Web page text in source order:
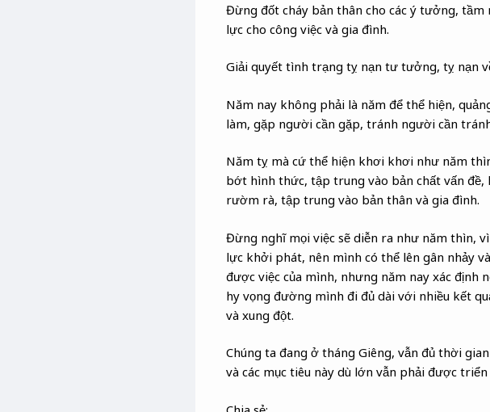
Đừng đốt cháy bản thân cho các ý tưởng, tầm
lực cho công việc và gia đình.
Giải quyết tình trạng tỵ nạn tư tưởng, tỵ nạn
Năm nay không phải là năm để thể hiện,
làm, gặp người cần gặp, tránh người cần
Năm tỵ mà cứ thể hiện khơi khơi như năm
bớt hình thức, tập trung vào bản chất vấn đề,
rườm rà, tập trung vào bản thân và gia đình.
Đừng nghĩ mọi việc sẽ diễn ra như năm thìn,
lực khởi phát, nên mình có thể lên gân nhảy
được việc của mình, nhưng năm nay xác định
hy vọng đường mình đi đủ dài với nhiều kết
và xung đột.
Chúng ta đang ở tháng Giêng, vẫn đủ thời
và các mục tiêu này dù lớn vẫn phải được